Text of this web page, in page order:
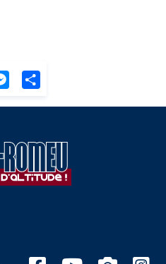
Messenger